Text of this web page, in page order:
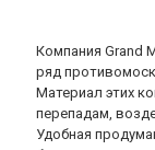
Компания Grand
ряд
Материал этих
перепадам,
Удобная